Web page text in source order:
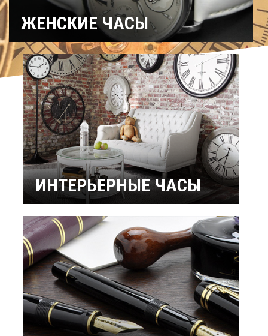
ЖЕНСКИЕ ЧАСЫ
Спортивные Керамические
Механические
На ремешке
С
бриллиантами
Титановые
Хронографы
ИНТЕРЬЕРНЫЕ ЧАСЫ
Будильники
Бренды